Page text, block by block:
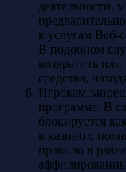
деятельности,
к услугам Веб-
В подобном
возвратить
средства,
Игрокам
программе. В
блокируется
в казино с
правило в